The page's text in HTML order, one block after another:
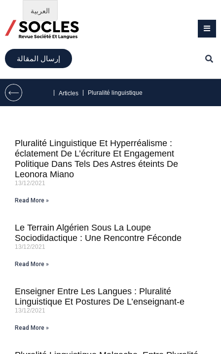
إرسال المقالة
Articles Pluralité linguistique
Pluralité Linguistique Et Hyperréalisme :
éclatement De L’écriture Et Engagement
Politique Dans Tels Des Astres éteints De
Leonora Miano
13/12/2021
Read More »
Le Terrain Algérien Sous La Loupe
Sociodidactique : Une Rencontre Féconde
13/12/2021
Read More »
Enseigner Entre Les Langues : Pluralité
Linguistique Et Postures De L’enseignant-e
13/12/2021
Read More »
العربية